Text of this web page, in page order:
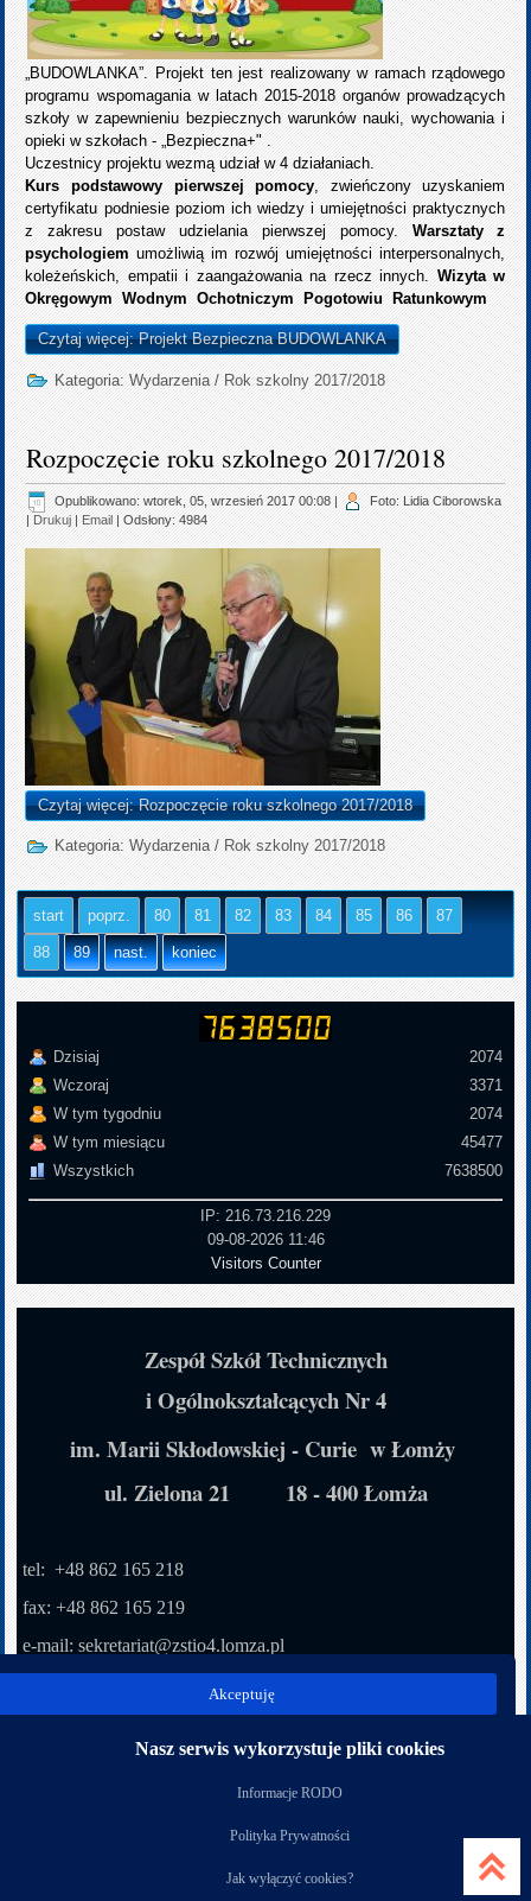
„BUDOWLANKA”. Projekt ten jest realizowany w ramach rządowego
programu wspomagania w latach 2015-2018 organów prowadzących
szkoły w zapewnieniu bezpiecznych warunków nauki, wychowania i
opieki w szkołach - „Bezpieczna+" .
Uczestnicy projektu wezmą udział w 4 działaniach.
Kurs podstawowy pierwszej pomocy, zwieńczony uzyskaniem
certyfikatu podniesie poziom ich wiedzy i umiejętności praktycznych
z zakresu postaw udzielania pierwszej pomocy. Warsztaty z
psychologiem umożliwią im rozwój umiejętności interpersonalnych,
koleżeńskich, empatii i zaangażowania na rzecz innych. Wizyta w
Okręgowym Wodnym Ochotniczym Pogotowiu Ratunkowym
Czytaj więcej: Projekt Bezpieczna BUDOWLANKA
Kategoria:Wydarzenia / Rok szkolny 2017/2018
Rozpoczęcie roku szkolnego 2017/2018
Opublikowano: wtorek, 05, wrzesień 2017 00:08
Foto: Lidia Ciborowska
Drukuj Email | Odsłony: 4984
Czytaj więcej: Rozpoczęcie roku szkolnego 2017/2018
Kategoria:Wydarzenia/ Rok szkolny 2017/2018
start poprz. 80 81 82 83 84 85 86 87
88 89 nast. koniec
Dzisiaj
Wczoraj
W tym tygodniu
W tym miesiącu
Wszystkich
2074
3371
2074
45477
7638500
IP: 216.73.216.229
09-08-2026 11:46
Visitors Counter
Zespół Szkół Technicznych
i Ogólnokształcących Nr 4
im. Marii Skłodowskiej - Curie w Łomży
ul. Zielona 21 18 - 400 Łomża
tel: +48 862 165 218
fax: +48 862 165 219
e-mail: sekretariat@zstio4.lomza.pl
Adam Korzuch e-mail: korzuch@infoic.pl
Akceptuję
Nasz serwis wykorzystuje pliki cookies
Informacje RODO
Polityka Prywatności
Jak wyłączyć cookies?